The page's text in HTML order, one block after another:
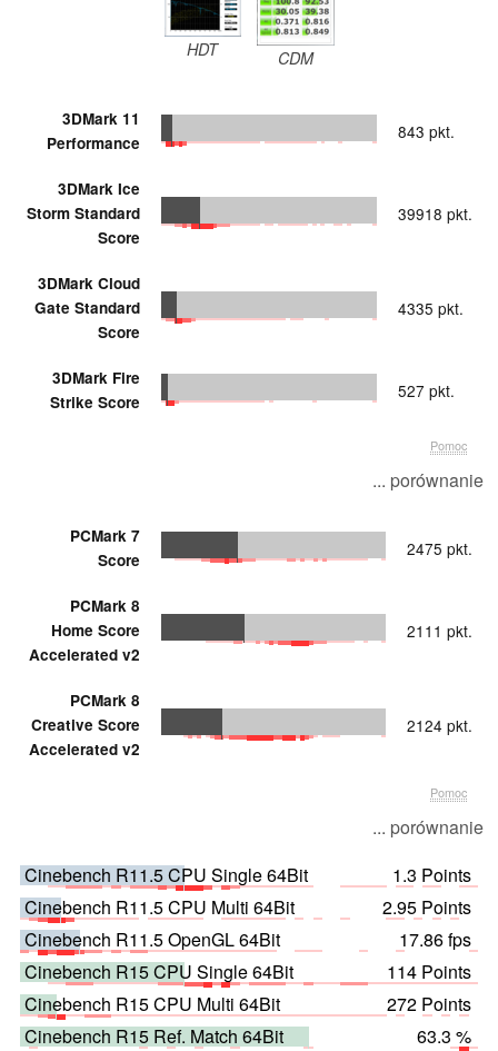
HDT CDM
3DMark 11
Performance
843 pkt.
3DMark Ice
Storm Standard
Score
39918 pkt.
3DMark Cloud
Gate Standard
Score
4335 pkt.
3DMark Fire
Strike Score
527 pkt.
Pomoc
... porównanie
PCMark 7
Score
2475 pkt.
PCMark 8
Home Score
Accelerated v2
2111 pkt.
PCMark 8
Creative Score
Accelerated v2
2124 pkt.
Pomoc
... porównanie
Cinebench R11.5 CPU Single 64Bit
1.3 Points
Cinebench R11.5 CPU Multi 64Bit
2.95 Points
Cinebench R11.5 OpenGL 64Bit
17.86 fps
Cinebench R15 CPU Single 64Bit
114 Points
Cinebench R15 CPU Multi 64Bit
272 Points
Cinebench R15 Ref. Match 64Bit
63.3 %